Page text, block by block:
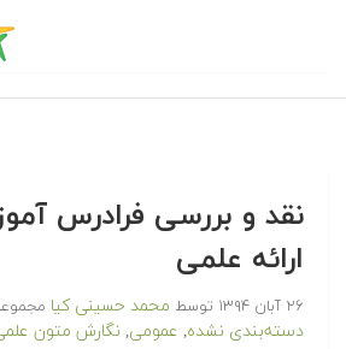
نقد و بررسی فرادرس
ارائه علمی
۲۶ آبان ۱۳۹۴ توسط محمد حسینی کیا
دسته‌بندی نشده, عمومی, نگارش متون